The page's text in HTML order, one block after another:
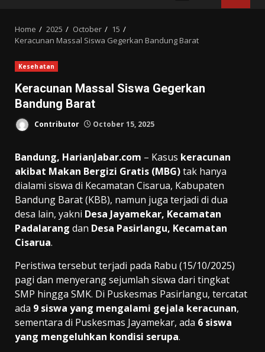
Home 2025 October
15
Keracunan Massal Siswa Gegerkan Bandung Barat
Kesehatan
Keracunan Massal Siswa Gegerkan
Bandung Barat
Contributor October 15, 2025
Bandung, HarianJabar.com – Kasus keracunan
akibat Makan Bergizi Gratis (MBG)tak hanya
dialami siswa di Kecamatan Cisarua, Kabupaten
Bandung Barat (KBB), namun juga terjadi di dua
desa lain, yakni Desa Jayamekar, Kecamatan
Padalarang dan Desa Pasirlangu, Kecamatan
Cisarua.
Peristiwa tersebut terjadi pada Rabu (15/10/2025)
pagi dan menyerang sejumlah siswa dari tingkat
SMP hingga SMK. Di Puskesmas Pasirlangu, tercatat
ada 9 siswa yang mengalami gejala keracunan,
sementara di Puskesmas Jayamekar, ada 6 siswa
yang mengeluhkan kondisi serupa.